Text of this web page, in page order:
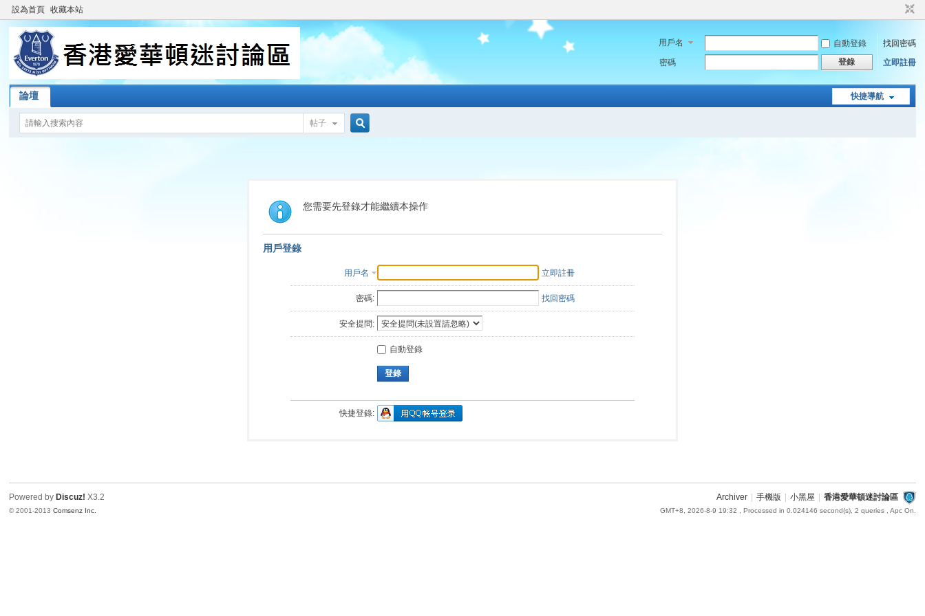
設為首頁 收藏本站
用戶名 自動登錄
找回密碼
密碼
登錄 立即註冊
快捷導航
論壇
帖子
索
您需要先登錄才能繼續本操作
用戶登錄
用戶名 立即註冊
密碼: 找回密碼
安全提問:
自動登錄
登錄
快捷登錄:
Archiver 手機版 小黑屋 香港愛華頓迷討論區
GMT+8, 2026-8-9 19:32 , Processed in 0.024146 second(s), 2 queries , Apc On.
Powered by Discuz! X3.2
© 2001-2013Comsenz Inc.